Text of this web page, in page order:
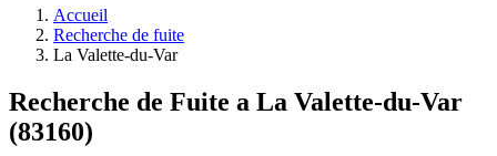
Accueil
Recherche de fuite
La Valette-du-Var
Recherche de Fuite a La Valette-du-Var
(83160)